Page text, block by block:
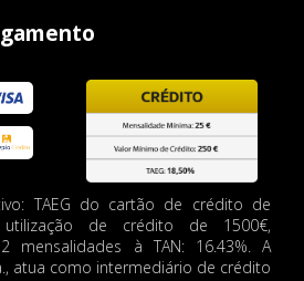
TAEG do cartão de crédito de
de crédito de 1500€,
mensalidades à TAN: 16.43%. A
atua como intermediário de crédito